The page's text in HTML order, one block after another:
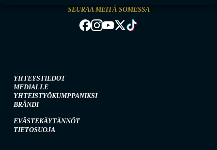
SEURAA MEITÄ SOMESSA
YHTEYSTIEDOT
MEDIALLE
YHTEISTYÖKUMPPANIKSI
BRÄNDI
EVÄSTEKÄYTÄNNÖT
TIETOSUOJA